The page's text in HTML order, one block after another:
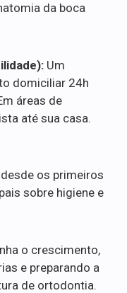
da boca
Um
domiciliar 24h
áreas de
até sua casa.
os primeiros
sobre higiene e
o crescimento,
e preparando a
de ortodontia.